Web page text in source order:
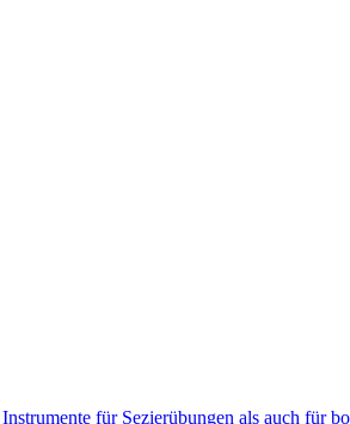
für Sezierübungen als auch für